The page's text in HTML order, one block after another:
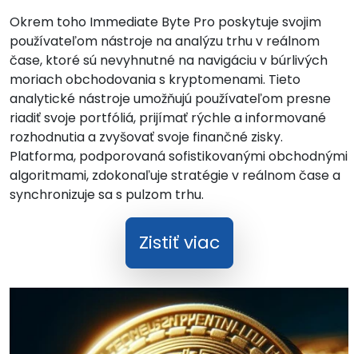
Okrem toho Immediate Byte Pro poskytuje svojim
používateľom nástroje na analýzu trhu v reálnom
čase, ktoré sú nevyhnutné na navigáciu v búrlivých
moriach obchodovania s kryptomenami. Tieto
analytické nástroje umožňujú používateľom presne
riadiť svoje portfóliá, prijímať rýchle a informované
rozhodnutia a zvyšovať svoje finančné zisky.
Platforma, podporovaná sofistikovanými obchodnými
algoritmami, zdokonaľuje stratégie v reálnom čase a
synchronizuje sa s pulzom trhu.
Zistiť viac